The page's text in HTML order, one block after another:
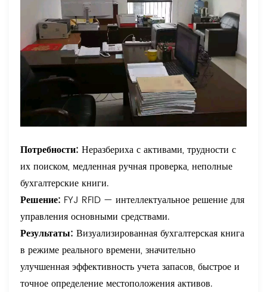
Потребности:Неразбериха с активами, трудности с
их поиском, медленная ручная проверка, неполные
бухгалтерские книги.
Решение: FYJ RFID — интеллектуальное решение для
управления основными средствами.
Результаты:Визуализированная бухгалтерская книга
в режиме реального времени, значительно
улучшенная эффективность учета запасов, быстрое и
точное определение местоположения активов.